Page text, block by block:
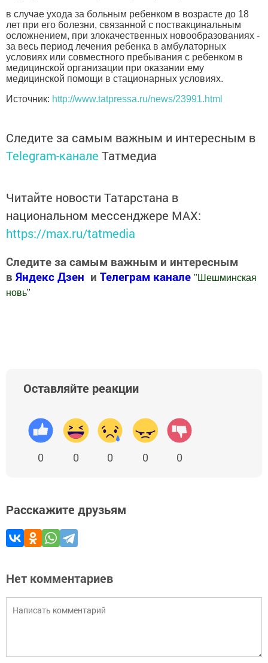
в случае ухода за больным ребенком в возрасте до 18
лет при его болезни, связанной с поствакцинальным
осложнением, при злокачественных новообразованиях -
за весь период лечения ребенка в амбулаторных
условиях или совместного пребывания с ребенком в
медицинской организации при оказании ему
медицинской помощи в стационарных условиях.
Источник: http://www.tatpressa.ru/news/23991.html
Следите за самым важным и интересным в
Telegram-канале Татмедиа
Читайте новости Татарстана в
национальном мессенджере MАХ:
https://max.ru/tatmedia
Следите за самым важным и интересным
в Яндекс Дзен и Телеграм канале " Шешминская
новь"
Оставляйте реакции
0 0 0 0 0
Расскажите друзьям
Нет комментариев